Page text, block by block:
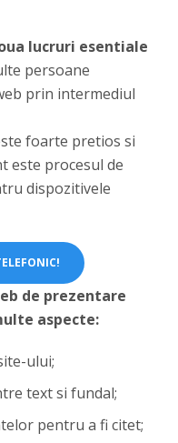
lucruri esentiale
persoane
prin intermediul
foarte pretios si
este procesul de
dispozitivele
de prezentare
aspecte:
ului;
text si fundal;
pentru a fi citet;